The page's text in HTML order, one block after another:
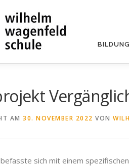
AM 30. NOVEMBER 2022 VON
befasste sich mit einem